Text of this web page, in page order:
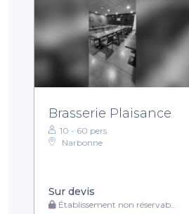
Brasserie Plaisance
10 - 60 pers.
Narbonne
Sur devis
Établissement non réservable